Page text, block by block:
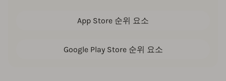
App Store 순위 요소
Google Play Store 순위 요소